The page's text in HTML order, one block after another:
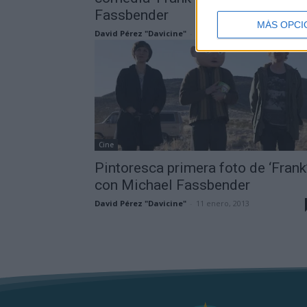
MÁS
Fassbender
David Pérez "Davicine"
Cine
Pintoresca primera foto de
con Michael Fassbender
David Pérez "Davicine" 11 enero, 2013